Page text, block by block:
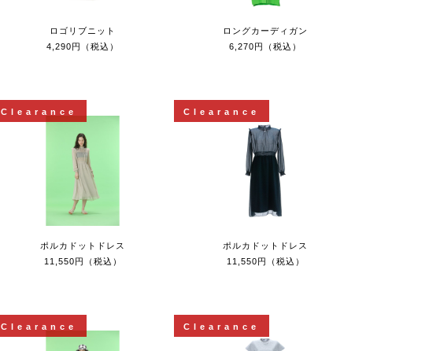
ロゴリブニット
4,290円（税込）
ロングカーディガン
6,270円（税込）
Clearance
ポルカドットドレス
11,550円（税込）
Clearance
ポルカドットドレス
11,550円（税込）
Clearance Clearance